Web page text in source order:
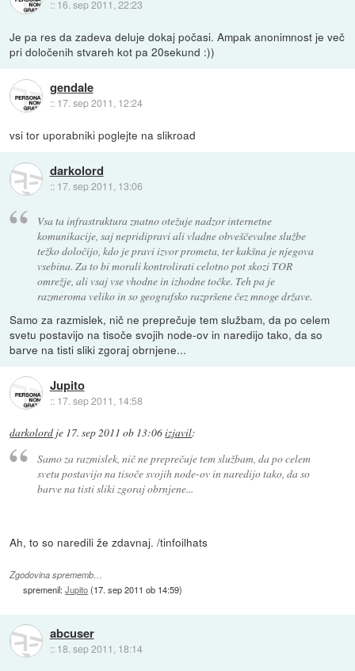
:: 16. sep 2011, 22:23
Je pa res da zadeva deluje dokaj počasi. Ampak anonimnost je več
pri določenih stvareh kot pa 20sekund :))
gendale
:: 17. sep 2011, 12:24
vsi tor uporabniki poglejte na slikroad
darkolord
:: 17. sep 2011, 13:06
Vsa ta infrastruktura znatno otežuje nadzor internetne
komunikacije, saj nepridipravi ali vladne obveščevalne službe
težko določijo, kdo je pravi izvor prometa, ter kakšna je njegova
vsebina. Za to bi morali kontrolirati celotno pot skozi TOR
omrežje, ali vsaj vse vhodne in izhodne točke. Teh pa je
razmeroma veliko in so geografsko razpršene čez mnoge države.
Samo za razmislek, nič ne preprečuje tem službam, da po celem
svetu postavijo na tisoče svojih node-ov in naredijo tako, da so
barve na tisti sliki zgoraj obrnjene...
Jupito
:: 17. sep 2011, 14:58
darkolord je 17. sep 2011 ob 13:06izjavil:
Samo za razmislek, nič ne preprečuje tem službam, da po celem
svetu postavijo na tisoče svojih node-ov in naredijo tako, da so
barve na tisti sliki zgoraj obrnjene...
Ah, to so naredili že zdavnaj. /tinfoilhats
Zgodovina sprememb…
spremenil:Jupito(17. sep 2011 ob 14:59)
abcuser
:: 18. sep 2011, 18:14